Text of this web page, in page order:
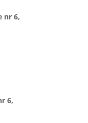
nr 6,
6,